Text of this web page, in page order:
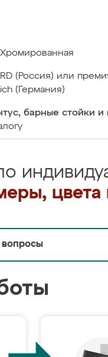
Хромированная
(Россия) или
(Германия)
барные стойки и
цвета
вопросы